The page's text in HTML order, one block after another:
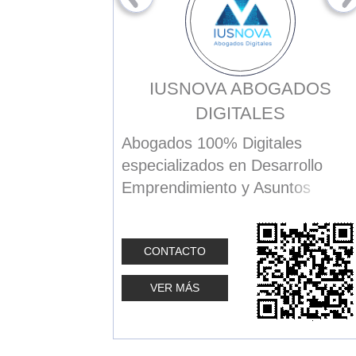
IUSNOVA ABOGADOS
DIGITALES
Abogados 100% Digitales
especializados en Desarrollo
Emprendimiento y Asuntos
Nos caracterizamos por prestar
un amplio rango de servicios
corporativos empresariales, para
apoyar a corporaciones tanto
nacionales como extranjeras en
CONTACTO
VER MÁS